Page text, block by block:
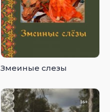
Змеиные слезы